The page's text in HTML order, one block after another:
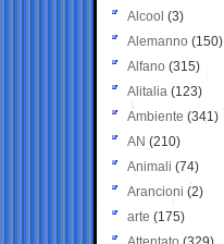
Alcool (3)
Alemanno (150)
Alfano (315)
Alitalia (123)
Ambiente (341)
AN (210)
Animali (74)
Arancioni (2)
arte (175)